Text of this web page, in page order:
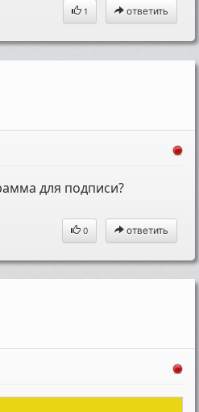
1 ответить
для подписи?
0 ответить